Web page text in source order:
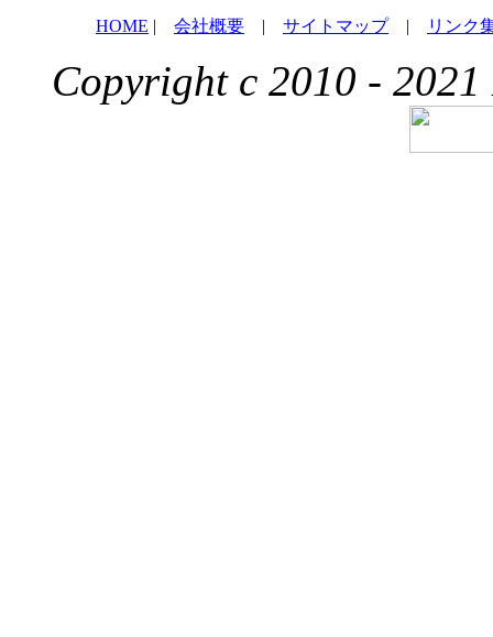
HOME | 会社概要 | サイトマップ| リンク
Copyright c 2010 - 2021